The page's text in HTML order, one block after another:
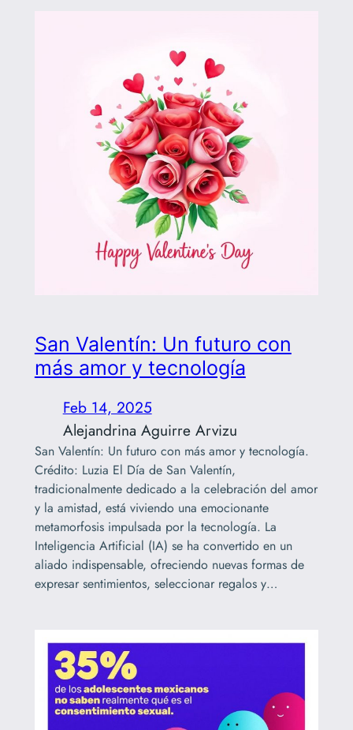
San Valentín: Un futuro con
más amor y tecnología
Feb 14, 2025
Alejandrina Aguirre Arvizu
San Valentín: Un futuro con más amor y tecnología.
Crédito: Luzia El Día de San Valentín,
tradicionalmente dedicado a la celebración del amor
y la amistad, está viviendo una emocionante
metamorfosis impulsada por la tecnología. La
Inteligencia Artificial (IA) se ha convertido en un
aliado indispensable, ofreciendo nuevas formas de
expresar sentimientos, seleccionar regalos y…